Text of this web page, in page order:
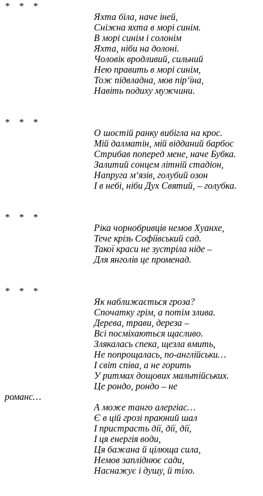
* * *
Яхта біла, наче іней,
Сніжна яхта в морі синім.
В морі синім і солонім
Яхта, ніби на долоні.
Чоловік вродливий, сильний
Нею править в морі синім,
Тож підвладна, мов пір‘їна,
Навіть подиху мужчини.
* * *
О шостій ранку вибігла на крос.
Мій далматін, мій відданий барбос
Стрибав поперед мене, наче Бубка.
Залитий сонцем літній стадіон,
Напруга м‘язів, голубий озон
І в небі, ніби Дух Святий, – голубка.
* * *
Ріка чорнобривців немов Хуанхе,
Тече крізь Софіївський сад.
Такої краси не зустріла ніде –
Для янголів це променад.
* * *
Як наближається гроза?
Спочатку грім, а потім злива.
Дерева, трави, дереза –
Всі посміхаються щасливо.
Злякалась спека, щезла вмить
Не попрощалась, по-англійськи…
І світ співа, а не горить
У ритмах дощових мальтійських.
Це рондо, рондо – не
романс…
А може танго алергіас…
Є в цій грозі праюний шал
І пристрасть дії, дії, дії,
І ця енергія води,
Ця бажана й цілюща сила,
Немов запліднює сади,
Наснажує і душу, й тіло.